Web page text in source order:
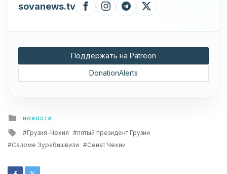
sovanews.tv
Поддержать на Patreon
DonationAlerts
Posted
in
НОВОСТИ
Tagged
Грузия-Чехия
пятый президент Грузии
Саломе Зурабишвили
Сенат Чехии